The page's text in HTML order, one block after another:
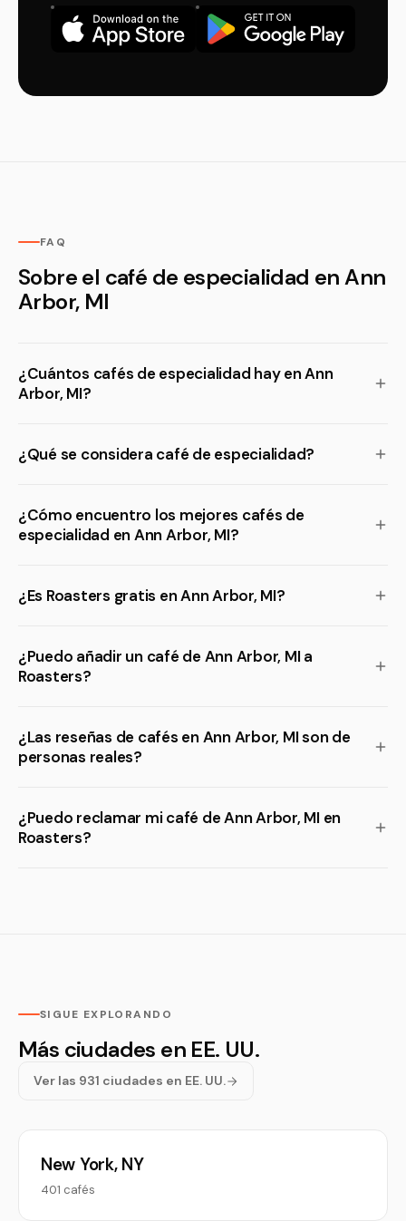
FAQ
Sobre el café de especialidad en Ann
Arbor, MI
¿Cuántos cafés de especialidad hay en Ann
Arbor, MI?
¿Qué se considera café de especialidad?
¿Cómo encuentro los mejores cafés de
especialidad en Ann Arbor, MI?
¿Es Roasters gratis en Ann Arbor, MI?
¿Puedo añadir un café de Ann Arbor, MI a
Roasters?
¿Las reseñas de cafés en Ann Arbor, MI son de
personas reales?
¿Puedo reclamar mi café de Ann Arbor, MI en
Roasters?
SIGUE EXPLORANDO
Más ciudades en EE. UU.
Ver las 931 ciudades en EE. UU.
New York, NY
401 cafés